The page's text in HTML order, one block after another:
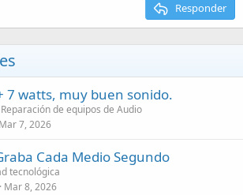
Responder
7 watts, muy buen sonido.
Reparación de equipos de Audio
Mar 7, 2026
Cada Medio Segundo
tecnológica
Mar 8, 2026